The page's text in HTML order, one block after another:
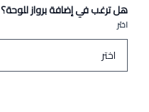
هل ترغب في إضافة برواز للوحة؟
اختر